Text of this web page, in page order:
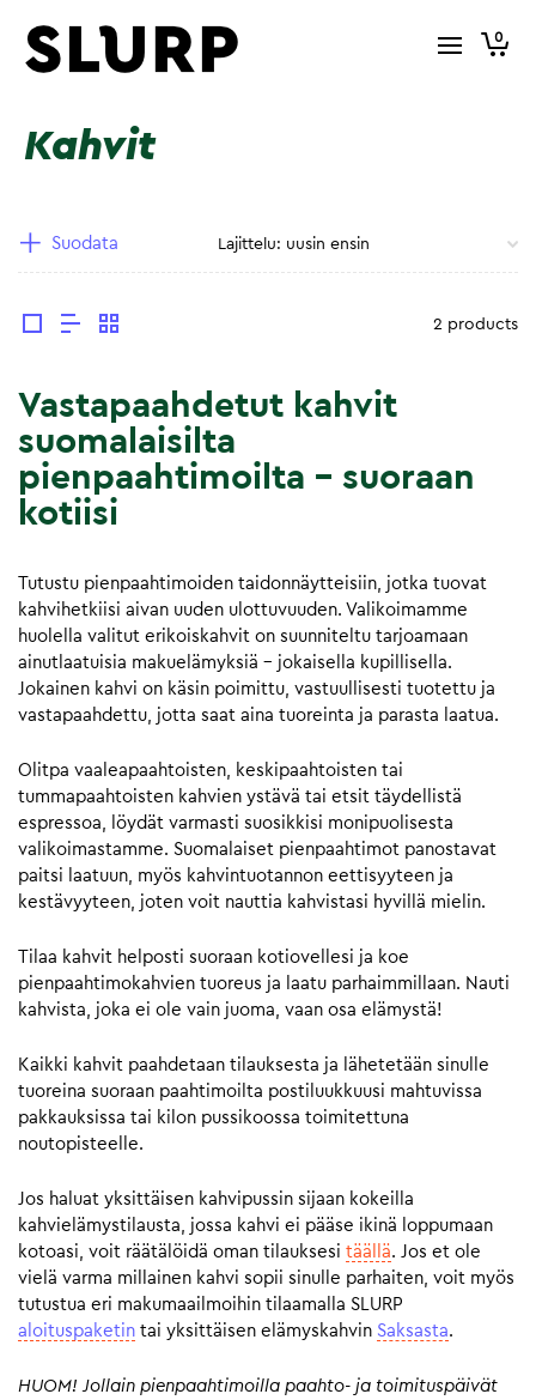
0
Kahvit
Suodata
2 products
Vastapaahdetut kahvit
suomalaisilta
pienpaahtimoilta – suoraan
kotiisi
Tutustu pienpaahtimoiden taidonnäytteisiin, jotka tuovat
kahvihetkiisi aivan uuden ulottuvuuden. Valikoimamme
huolella valitut erikoiskahvit on suunniteltu tarjoamaan
ainutlaatuisia makuelämyksiä – jokaisella kupillisella.
Jokainen kahvi on käsin poimittu, vastuullisesti tuotettu ja
vastapaahdettu, jotta saat aina tuoreinta ja parasta laatua.
Olitpa vaaleapaahtoisten, keskipaahtoisten tai
tummapaahtoisten kahvien ystävä tai etsit täydellistä
espressoa, löydät varmasti suosikkisi monipuolisesta
valikoimastamme. Suomalaiset pienpaahtimot panostavat
paitsi laatuun, myös kahvintuotannon eettisyyteen ja
kestävyyteen, joten voit nauttia kahvistasi hyvillä mielin.
Tilaa kahvit helposti suoraan kotiovellesi ja koe
pienpaahtimokahvien tuoreus ja laatu parhaimmillaan. Nauti
kahvista, joka ei ole vain juoma, vaan osa elämystä!
Kaikki kahvit paahdetaan tilauksesta ja lähetetään sinulle
tuoreina suoraan paahtimoilta postiluukkuusi mahtuvissa
pakkauksissa tai kilon pussikoossa toimitettuna
noutopisteelle.
Jos haluat yksittäisen kahvipussin sijaan kokeilla
kahvielämystilausta, jossa kahvi ei pääse ikinä loppumaan
kotoasi, voit räätälöidä oman tilauksesi täällä. Jos et ole
vielä varma millainen kahvi sopii sinulle parhaiten, voit myös
tutustua eri makumaailmoihin tilaamalla SLURP
aloituspaketin tai yksittäisen elämyskahvin Saksasta.
HUOM! Jollain pienpaahtimoilla paahto- ja toimituspäivät